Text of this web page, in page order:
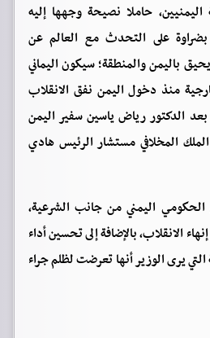
اليمنيين، حاملا نصيحة وجهها إليه
على التحدث مع العالم عن
باليمن والمنطقة؛ سيكون اليماني
منذ دخول اليمن نفق الانقلاب
بعد الدكتور رياض ياسين سفير اليمن
المخلافي مستشار الرئيس هادي
اليمني من جانب الشرعية،
الانقلاب، بالإضافة إلى تحسين أداء
يرى الوزير أنها تعرضت لظلم جراء